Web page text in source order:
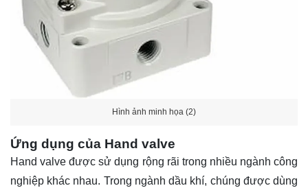
Hình ảnh minh họa (2)
Ứng dụng của Hand valve
Hand valve được sử dụng rộng rãi trong nhiều ngành công
nghiệp khác nhau. Trong ngành dầu khí, chúng được dùng